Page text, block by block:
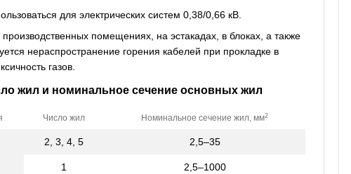
для электрических систем 0,38/0,66 кВ.
помещениях, на эстакадах, в блоках, а также
нераспространение горения кабелей при прокладке в
газов.
жил и номинальное сечение основных жил
Число жил Номинальное сечение жил, мм2
2, 3, 4, 5 2,5–35
1 2,5–1000